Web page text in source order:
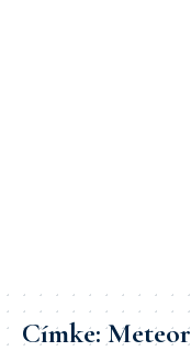
Címke:Meteor